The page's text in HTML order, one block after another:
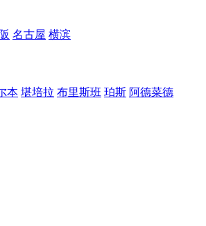
名古屋 横滨
本 堪培拉 布里斯班 珀斯 阿德菜德